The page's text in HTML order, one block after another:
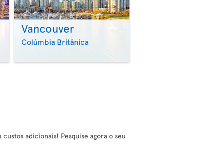
>
Vancouver
Colúmbia Britânica
adicionais! Pesquise agora o seu